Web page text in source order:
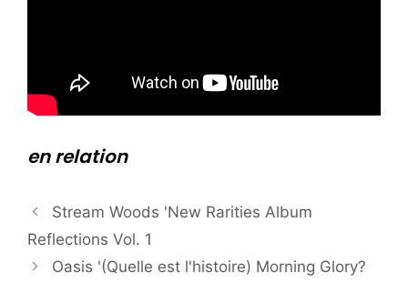
en relation
Stream Woods 'New Rarities Album
Reflections Vol. 1
Oasis '(Quelle est l'histoire) Morning Glory?